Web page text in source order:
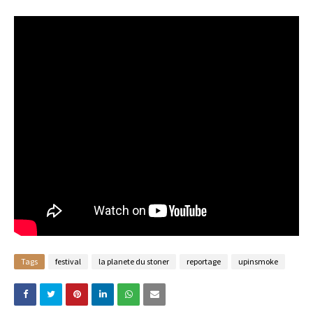
Tags festival la planete du stoner reportage upinsmoke